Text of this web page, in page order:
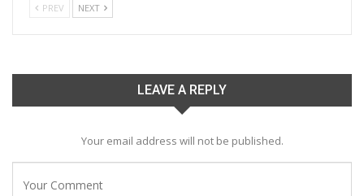
PREV NEXT
LEAVE A REPLY
Your email address will not be published.